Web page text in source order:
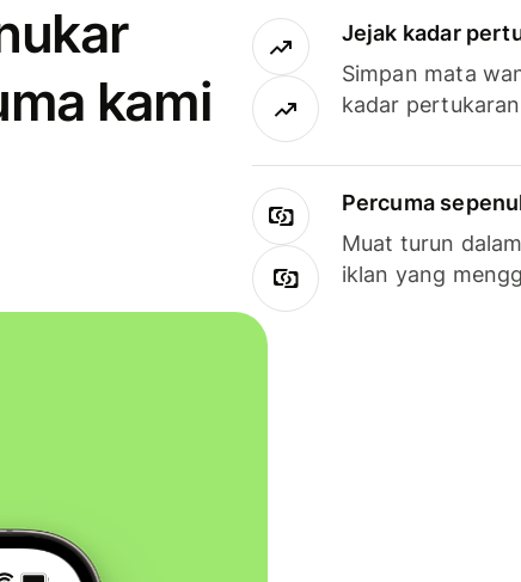
kami
Jejak kadar
Simpan mata
kadar
Percuma
Muat turun
iklan yang